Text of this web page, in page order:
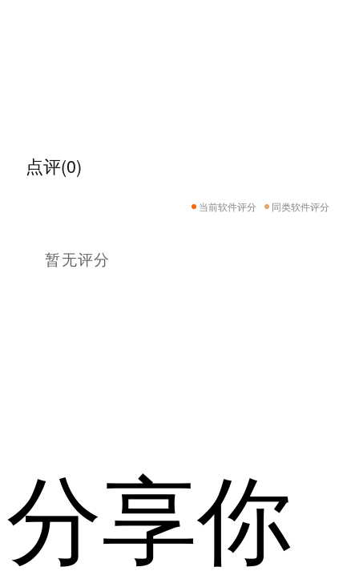
点评(0)
当前软件评分 同类软件评分
暂无评分
分享你